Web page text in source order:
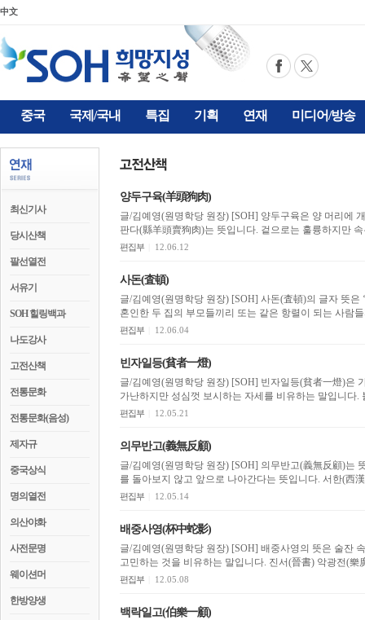
中文
중국 국제/국내 특집 기획 연재 미디어/방송
최신기사
당시산책
팔선열전
서유기
SOH 힐링백과
나도강사
고전산책
전통문화
전통문화(음성)
제자규
중국상식
명의열전
의산야화
사전문명
웨이션머
한방양생
양두구육(羊頭狗肉)
글/김예영(원명학당 원장) [SOH] 양두구육은 양 머리에 개고기, 밖에는 양 머리를 걸어놓고 안에서는 개고기를
판다(縣羊頭賣狗肉)는 뜻입니다. 겉
편집부 12.06.12
사돈(査頓)
글/김예영(원명학당 원장) [SOH] 사돈(査頓)의 글자 뜻은 ‘등걸나무에서 머리를 조아리다’라는 뜻인데 어떻게
혼인한 두 집의 부모들끼리 또는 같은 항렬이 되는 사람
편집부 12.06.04
빈자일등(貧者一燈)
글/김예영(원명학당 원장) [SOH] 빈자일등(貧者一燈)은 가난한 사람의 정성스러운 등불 하나란 뜻으로 이는 곧
편집부 12.05.21
의무반고(義無反顧)
글/김예영(원명학당 원장) [SOH] 의무반고(義無反顧)는 뜻을 세우면 뒤돌아보지 않는다, 또는 정의를 위하여 뒤
를 돌아보지 않고
편집부 12.05.14
배중사영(杯中蛇影)
글/김예영(원명학당 원장) [SOH] 배중사영의 뜻은 술잔 속의 뱀 그림자, 즉, 쓸데없는 일에 의심을 품고 스스로
고민하는 것을 비유하는 말입니다.
편집부 12.05.08
백락일고(伯樂一顧)